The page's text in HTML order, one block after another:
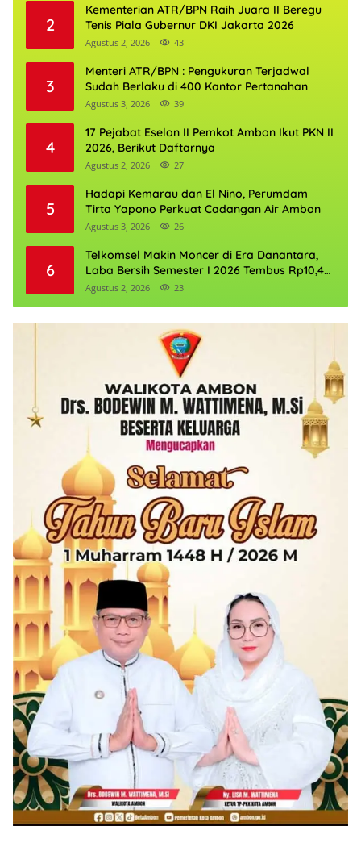
2
Kementerian ATR/BPN Raih Juara II Beregu
Tenis Piala Gubernur DKI Jakarta 2026
Agustus 2, 2026 43
3
Menteri ATR/BPN : Pengukuran Terjadwal
Sudah Berlaku di 400 Kantor Pertanahan
Agustus 3, 2026 39
4
17 Pejabat Eselon II Pemkot Ambon Ikut PKN II
2026, Berikut Daftarnya
Agustus 2, 2026 27
5
Hadapi Kemarau dan El Nino, Perumdam
Tirta Yapono Perkuat Cadangan Air Ambon
Agustus 3, 2026 26
6
Telkomsel Makin Moncer di Era Danantara,
Laba Bersih Semester I 2026 Tembus Rp10,4
Triliun
Agustus 2, 2026 23